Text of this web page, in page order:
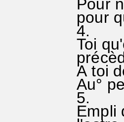
Pour
pour
4.
Toi
A toi
Au°
5.
Empli